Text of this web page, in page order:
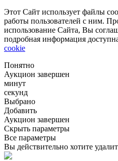
Этот Сайт использует файлы
работы пользователей с ним.
использование Сайта, Вы
подробная информация
cookie
Понятно
Аукцион завершен
минут
секунд
Выбрано
Добавить
Аукцион завершен
Скрыть параметры
Все параметры
Вы действительно хотите